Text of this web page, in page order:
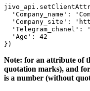
'Company_name':
'Company_site':
'Telegram_chanel':
  'Age': 42
Note: for an attribute of
quotation marks), and
is a number (without